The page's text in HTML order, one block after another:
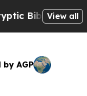
Messages
View all
AGP